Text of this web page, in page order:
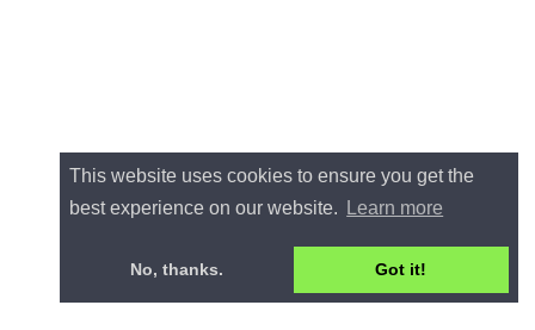
This website uses cookies to ensure you get the
best experience on our website.
Learn more
No, thanks. Got it!